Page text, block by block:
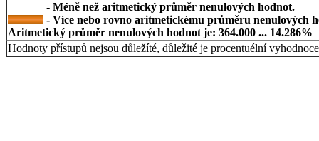
- Méně než aritmetický průměr nenulových hodnot.
- Více nebo rovno aritmetickému průměru nenulových
Aritmetický průměr nenulových hodnot je: 364.000 ... 14.286%
Hodnoty přístupů nejsou důležíté, důležité je procentuélní